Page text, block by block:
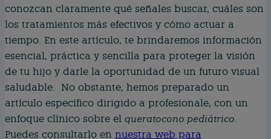
conozcan claramente qué señales buscar, cuáles son
los tratamientos más efectivos y cómo actuar a
tiempo. En este artículo, te brindaremos información
esencial, práctica y sencilla para proteger la visión
de tu hijo y darle la oportunidad de un futuro visual
saludable. No obstante, hemos preparado un
artículo específico dirigido a profesionale, con un
enfoque clínico sobre el queratocono pediátrico.
Puedes consultarlo en nuestra web para